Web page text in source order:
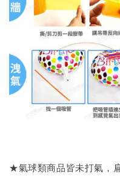
★氣球類商品皆未打氣，